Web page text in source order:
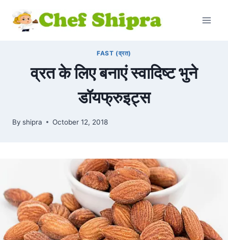
FAST (व्रत)
व्रत के लिए बनाएं स्वादिष्ट भुने
डॉयफ्रुइट्स
By shipra October 12, 2018